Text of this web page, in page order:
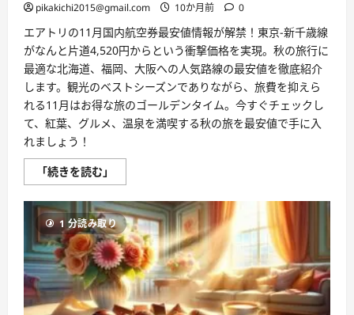
マ
ー
ク
国
内
ツ
ア
ー
全
路
線
特
末
年
始・
春
休
み
を
贅
沢
に
過
ご
pikakichi2015@gmail.com 10か月前 0
エアトリの11月国内航空券最安値情報が解禁！東京-新千歳線
がなんと片道4,520円からという衝撃価格を実現。秋の旅行に
最適な北海道、福岡、大阪への人気路線の最安値を徹底紹介
します。観光のベストシーズンでありながら、旅費を抑えら
れる11月はお得な旅のゴールデンタイム。今すぐチェックし
て、紅葉、グルメ、温泉を満喫する秋の旅を最安値で手に入
れましょう！
「続きを読む」
ア
リ
国
内
航
空
券・
11
月
秋
旅
1 分読み取り